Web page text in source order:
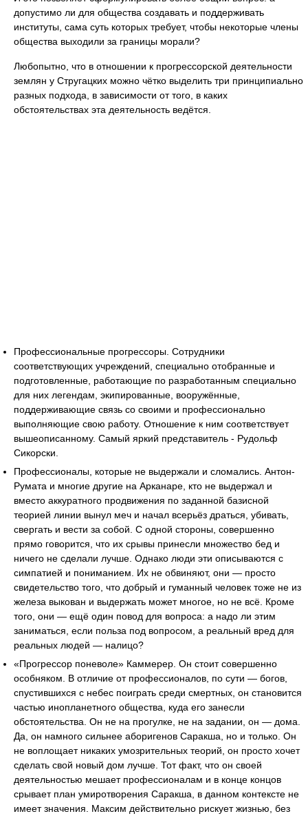
допустимо ли для общества создавать и поддерживать
институты, сама суть которых требует, чтобы некоторые члены
общества выходили за границы морали?
Любопытно, что в отношении к прогрессорской деятельности
землян у Стругацких можно чётко выделить три принципиально
разных подхода, в зависимости от того, в каких
обстоятельствах эта деятельность ведётся.
Профессиональные прогрессоры. Сотрудники
соответствующих учреждений, специально отобранные и
подготовленные, работающие по разработанным специально
для них легендам, экипированные, вооружённые,
поддерживающие связь со своими и профессионально
выполняющие свою работу. Отношение к ним соответствует
вышеописанному. Самый яркий представитель - Рудольф
Сикорски.
Профессионалы, которые не выдержали и сломались. Антон-
Румата и многие другие на Арканаре, кто не выдержал и
вместо аккуратного продвижения по заданной базисной
теорией линии вынул меч и начал всерьёз драться, убивать,
свергать и вести за собой. С одной стороны, совершенно
прямо говорится, что их срывы принесли множество бед и
ничего не сделали лучше. Однако люди эти описываются с
симпатией и пониманием. Их не обвиняют, они — просто
свидетельство того, что добрый и гуманный человек тоже не из
железа выкован и выдержать может многое, но не всё. Кроме
того, они — ещё один повод для вопроса: а надо ли этим
заниматься, если польза под вопросом, а реальный вред для
реальных людей — налицо?
«Прогрессор поневоле» Каммерер. Он стоит совершенно
особняком. В отличие от профессионалов, по сути — богов,
спустившихся с небес поиграть среди смертных, он становится
частью инопланетного общества, куда его занесли
обстоятельства. Он не на прогулке, не на задании, он — дома.
Да, он намного сильнее аборигенов Саракша, но и только. Он
не воплощает никаких умозрительных теорий, он просто хочет
сделать свой новый дом лучше. Тот факт, что он своей
деятельностью мешает профессионалам и в конце концов
срывает план умиротворения Саракша, в данном контексте не
имеет значения. Максим действительно рискует жизнью, без